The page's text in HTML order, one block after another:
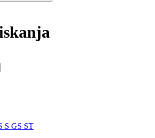
S GS ST